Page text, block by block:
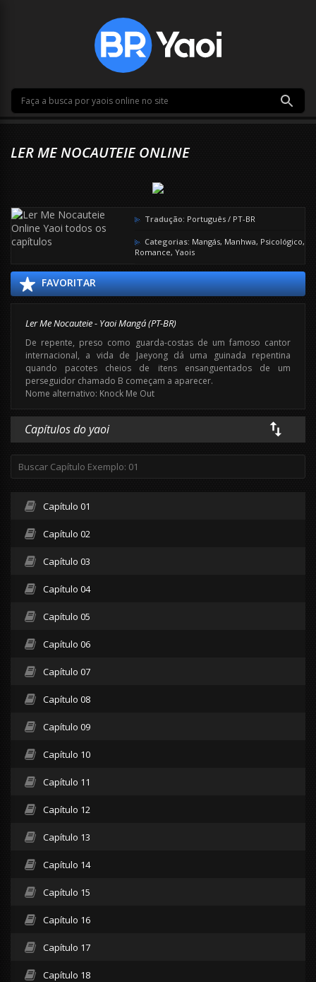
LER ME NOCAUTEIE ONLINE
Tradução: Português / PT-BR
Categorias: Mangás, Manhwa, Psicológico,
Romance, Yaois
FAVORITAR
Ler Me Nocauteie - Yaoi Mangá (PT-BR)
De repente, preso como guarda-costas de um famoso cantor
internacional, a vida de Jaeyong dá uma guinada repentina
quando pacotes cheios de itens ensanguentados de um
perseguidor chamado B começam a aparecer.
Nome alternativo: Knock Me Out
Capítulos do yaoi
Capítulo 01
Capítulo 02
Capítulo 03
Capítulo 04
Capítulo 05
Capítulo 06
Capítulo 07
Capítulo 08
Capítulo 09
Capítulo 10
Capítulo 11
Capítulo 12
Capítulo 13
Capítulo 14
Capítulo 15
Capítulo 16
Capítulo 17
Capítulo 18